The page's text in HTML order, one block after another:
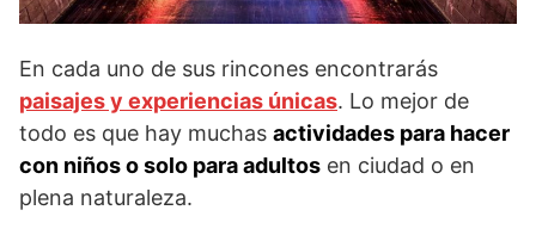
En cada uno de sus rincones encontrarás
paisajes y experiencias únicas. Lo mejor de
todo es que hay muchas actividades para hacer
con niños o solo para adultos en ciudad o en
plena naturaleza.